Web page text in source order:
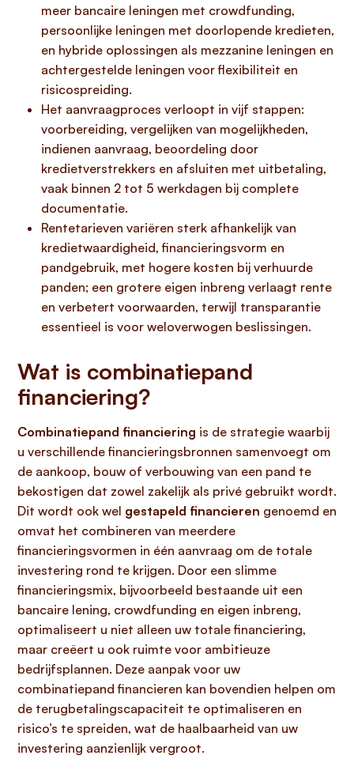
meer bancaire leningen met crowdfunding,
persoonlijke leningen met doorlopende kredieten,
en hybride oplossingen als mezzanine leningen en
achtergestelde leningen voor flexibiliteit en
risicospreiding.
Het aanvraagproces verloopt in vijf stappen:
voorbereiding, vergelijken van mogelijkheden,
indienen aanvraag, beoordeling door
kredietverstrekkers en afsluiten met uitbetaling,
vaak binnen 2 tot 5 werkdagen bij complete
documentatie.
Rentetarieven variëren sterk afhankelijk van
kredietwaardigheid, financieringsvorm en
pandgebruik, met hogere kosten bij verhuurde
panden; een grotere eigen inbreng verlaagt rente
en verbetert voorwaarden, terwijl transparantie
essentieel is voor weloverwogen beslissingen.
Wat is combinatiepand
financiering?
Combinatiepand financiering is de strategie waarbij
u verschillende financieringsbronnen samenvoegt om
de aankoop, bouw of verbouwing van een pand te
bekostigen dat zowel zakelijk als privé gebruikt wordt.
Dit wordt ook wel gestapeld financieren genoemd en
omvat het combineren van meerdere
financieringsvormen in één aanvraag om de totale
investering rond te krijgen. Door een slimme
financieringsmix, bijvoorbeeld bestaande uit een
bancaire lening, crowdfunding en eigen inbreng,
optimaliseert u niet alleen uw totale financiering,
maar creëert u ook ruimte voor ambitieuze
bedrijfsplannen. Deze aanpak voor uw
combinatiepand financieren kan bovendien helpen om
de terugbetalingscapaciteit te optimaliseren en
risico’s te spreiden, wat de haalbaarheid van uw
investering aanzienlijk vergroot.